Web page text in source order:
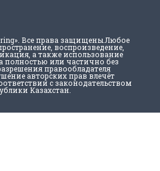
Все права защищены.Любое
воспроизведение,
а также использование
полностью или частично без
правообладателя
авторских прав влечёт
с законодательством
Казахстан.